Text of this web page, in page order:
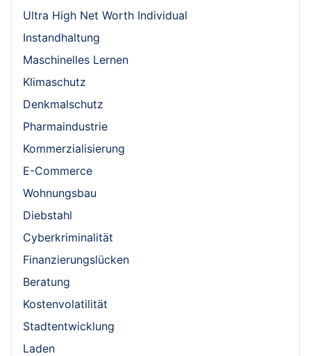
Ultra High Net Worth Individual
Instandhaltung
Maschinelles Lernen
Klimaschutz
Denkmalschutz
Pharmaindustrie
Kommerzialisierung
E-Commerce
Wohnungsbau
Diebstahl
Cyberkriminalität
Finanzierungslücken
Beratung
Kostenvolatilität
Stadtentwicklung
Laden